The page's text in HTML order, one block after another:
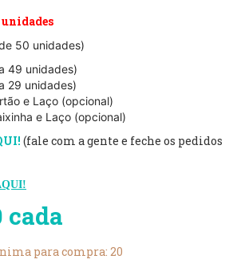
50 unidades)
49 unidades)
29 unidades)
e Laço (opcional)
e Laço (opcional)
(fale com a gente e feche os pedidos
cada
para compra: 20